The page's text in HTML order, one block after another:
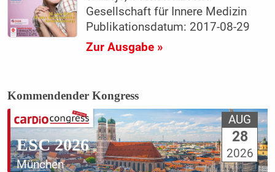
Gesellschaft für Innere Medizin
Publikationsdatum: 2017-08-29
Zur Ausgabe »
Kommendender Kongress
ESC 2026
München
AUG
28
2026